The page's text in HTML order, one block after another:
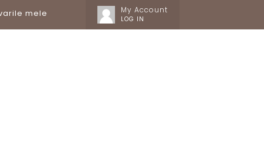
mele My Account
LOG IN